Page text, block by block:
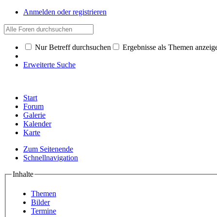
Anmelden oder registrieren
Nur Betreff durchsuchen Ergebnisse als Themen
Erweiterte Suche
Start
Forum
Galerie
Kalender
Karte
Zum Seitenende
Schnellnavigation
Inhalte
Themen
Bilder
Termine